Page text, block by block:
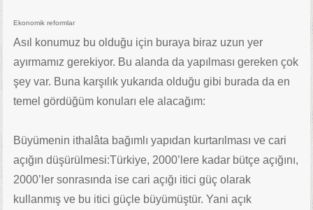
Ekonomik reformlar
Asıl konumuz bu olduğu için buraya biraz uzun yer
ayırmamız gerekiyor. Bu alanda da yapılması gereken çok
şey var. Buna karşılık yukarıda olduğu gibi burada da en
temel gördüğüm konuları ele alacağım:
Büyümenin ithalâta bağımlı yapıdan kurtarılması ve cari
açığın düşürülmesi:Türkiye, 2000’lere kadar bütçe açığını,
2000’ler sonrasında ise cari açığı itici güç olarak
kullanmış ve bu itici güçle büyümüştür. Yani açık